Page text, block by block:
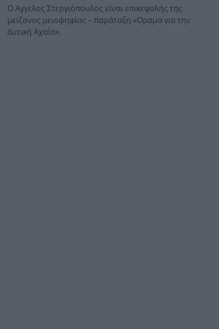
Ο Αγγελος Στεργιόπουλος είναι επικεφαλής της
μείζονος μειοψηφίας – παράταξη «Οραμα για την
Δυτική Αχαΐα».